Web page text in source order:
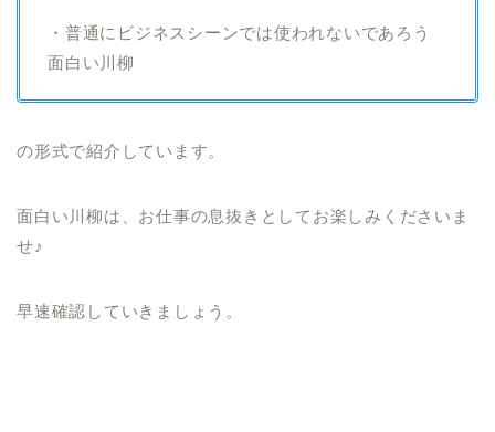
・普通にビジネスシーンでは使われないであろう
面白い川柳
の形式で紹介しています。
面白い川柳は、お仕事の息抜きとしてお楽しみくださいま
せ♪
早速確認していきましょう。